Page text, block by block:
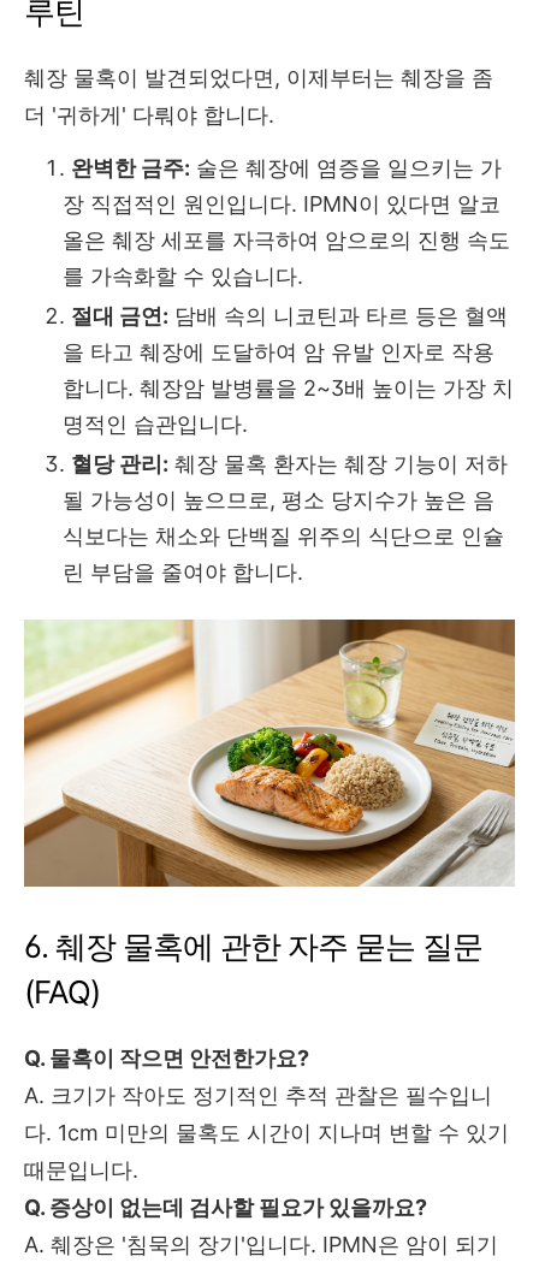
루틴
췌장 물혹이 발견되었다면, 이제부터는 췌장을 좀
더 '귀하게' 다뤄야 합니다.
완벽한 금주: 술은 췌장에 염증을 일으키는 가
장 직접적인 원인입니다. IPMN이 있다면 알코
올은 췌장 세포를 자극하여 암으로의 진행 속도
를 가속화할 수 있습니다.
절대 금연: 담배 속의 니코틴과 타르 등은 혈액
을 타고 췌장에 도달하여 암 유발 인자로 작용
합니다. 췌장암 발병률을 2~3배 높이는 가장 치
명적인 습관입니다.
혈당 관리: 췌장 물혹 환자는 췌장 기능이 저하
될 가능성이 높으므로, 평소 당지수가 높은 음
식보다는 채소와 단백질 위주의 식단으로 인슐
린 부담을 줄여야 합니다.
6. 췌장 물혹에 관한 자주 묻는 질문
(FAQ)
Q. 물혹이 작으면 안전한가요?
A. 크기가 작아도 정기적인 추적 관찰은 필수입니
다. 1cm 미만의 물혹도 시간이 지나며 변할 수 있기
때문입니다.
Q. 증상이 없는데 검사할 필요가 있을까요?
A. 췌장은 '침묵의 장기'입니다. IPMN은 암이 되기